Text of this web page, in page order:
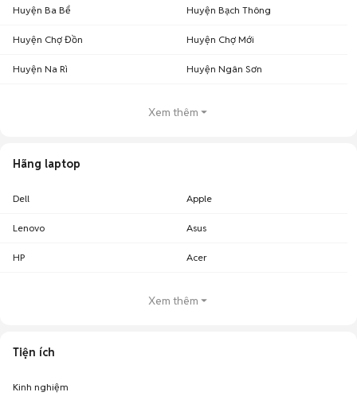
Huyện Ba Bể Huyện Bạch Thông
Huyện Chợ Đồn Huyện Chợ Mới
Huyện Na Rì Huyện Ngân Sơn
Xem thêm
Hãng laptop
Dell Apple
Lenovo Asus
HP Acer
Xem thêm
Tiện ích
Kinh nghiệm